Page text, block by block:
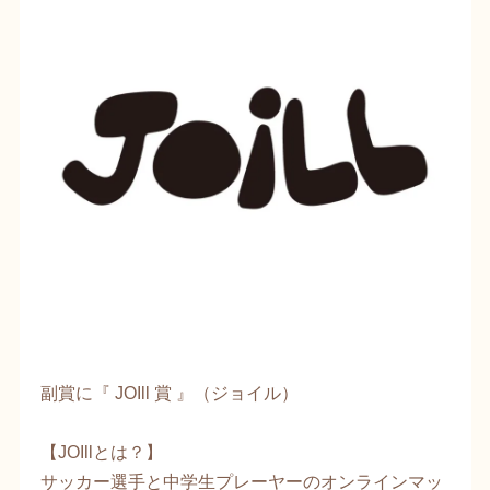
副賞に『 JOIll 賞 』（ジョイル）
​【JOIllとは？】
サッカー選手と中学生プレーヤーのオンラインマッ